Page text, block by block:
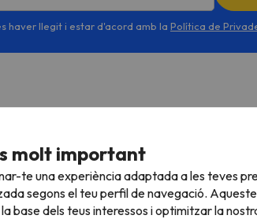
haver llegit i estar d'acord amb la Política de
molt important
te una experiència adaptada a les teves
segons el teu perfil de navegació.
base dels teus interessos i optimitzar la